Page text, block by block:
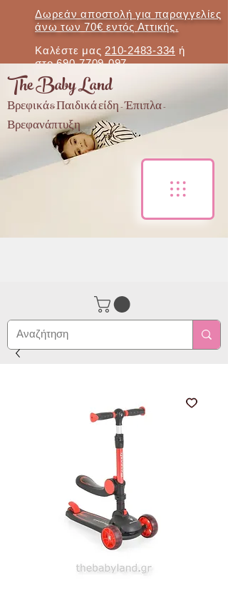
Δωρεάν αποστολή για παραγγελίες
άνω των 70€ εντός Αττικής.
Καλέστε μας 210-2483-334 ή
στο690-7709-097
The Baby Land
Βρεφικά & Παιδικά είδη - Έπιπλα -
Βρεφανάπτυξη